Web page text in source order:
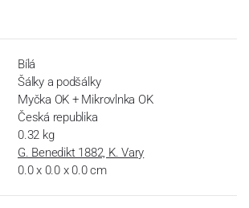
Bílá
Šálky a podšálky
Myčka OK + Mikrovlnka OK
Česká republika
0.32 kg
G. Benedikt 1882, K. Vary
0.0 x 0.0 x 0.0 cm